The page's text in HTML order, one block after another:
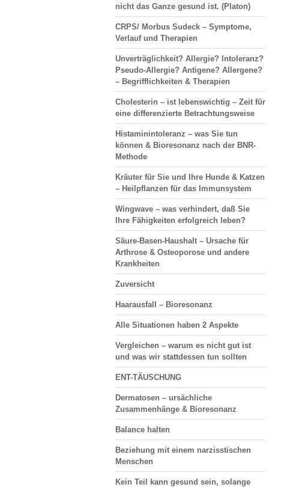
nicht das Ganze gesund ist. (Platon)
CRPS/ Morbus Sudeck – Symptome,
Verlauf und Therapien
Unverträglichkeit? Allergie? Intoleranz?
Pseudo-Allergie? Antigene? Allergene?
– Begrifflichkeiten & Therapien
Cholesterin – ist lebenswichtig – Zeit für
eine differenzierte Betrachtungsweise
Histaminintoleranz – was Sie tun
können & Bioresonanz nach der BNR-
Methode
Kräuter für Sie und Ihre Hunde & Katzen
– Heilpflanzen für das Immunsystem
Wingwave – was verhindert, daß Sie
Ihre Fähigkeiten erfolgreich leben?
Säure-Basen-Haushalt – Ursache für
Arthrose & Osteoporose und andere
Krankheiten
Zuversicht
Haarausfall – Bioresonanz
Alle Situationen haben 2 Aspekte
Vergleichen – warum es nicht gut ist
und was wir stattdessen tun sollten
ENT-TÄUSCHUNG
Dermatosen – ursächliche
Zusammenhänge & Bioresonanz
Balance halten
Beziehung mit einem narzisstischen
Menschen
Kein Teil kann gesund sein, solange